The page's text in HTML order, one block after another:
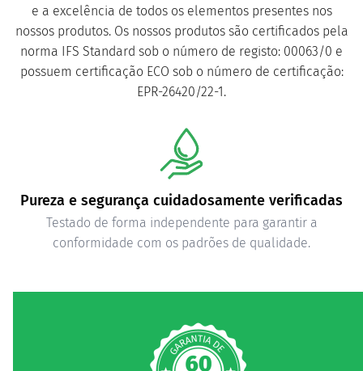
e a excelência de todos os elementos presentes nos
nossos produtos. Os nossos produtos são certificados pela
norma IFS Standard sob o número de registo: 00063/0 e
possuem certificação ECO sob o número de certificação:
EPR-26420/22-1.
Pureza e segurança cuidadosamente verificadas
Testado de forma independente para garantir a
conformidade com os padrões de qualidade.